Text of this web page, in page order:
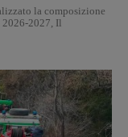
la composizione
2027, Il